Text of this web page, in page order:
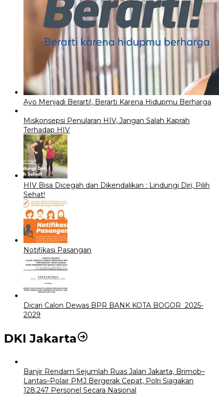
Ayo Menjadi Berarti!, Berarti Karena Hidupmu Berharga
Miskonsepsi Penularan HIV, Jangan Salah Kaprah
Terhadap HIV
HIV Bisa Dicegah dan Dikendalikan : Lindungi Diri, Pilih
Sehat!
Notifikasi Pasangan
Dicari Calon Dewas BPR BANK KOTA BOGOR 2025-
2029
DKI Jakarta
Banjir Rendam Sejumlah Ruas Jalan Jakarta, Brimob–
Lantas–Polair PMJ Bergerak Cepat, Polri Siagakan
128.247 Personel Secara Nasional